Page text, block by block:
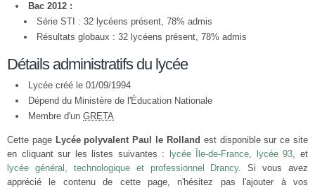
Bac 2012 :
Série STI : 32 lycéens présent, 78% admis
Résultats globaux : 32 lycéens présent, 78% admis
Détails administratifs du lycée
Lycée créé le 01/09/1994
Dépend du Ministère de l'Éducation Nationale
Membre d'un GRETA
Cette page Lycée polyvalent Paul le Rolland est disponible sur ce site
en cliquant sur les listes suivantes :
lycée Île-de-France, lycée 93, et
lycée général, technologique et professionnel Drancy. Si vous avez
apprécié le contenu de cette page, n'hésitez pas l'ajouter à vos